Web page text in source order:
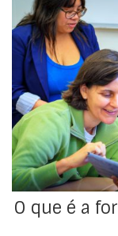
A Formação
os indivíduos
mobilizar
exercício de
O que é a